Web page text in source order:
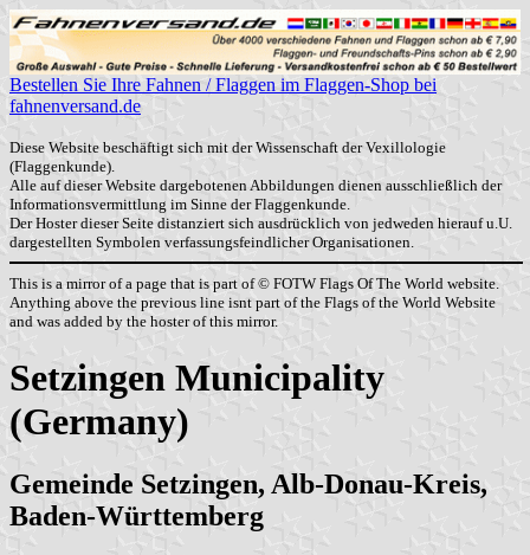
Bestellen Sie Ihre Fahnen / Flaggen im Flaggen-Shop bei
fahnenversand.de
Diese Website beschäftigt sich mit der Wissenschaft der Vexillologie
(Flaggenkunde).
Alle auf dieser Website dargebotenen Abbildungen dienen ausschließlich der
Informationsvermittlung im Sinne der Flaggenkunde.
Der Hoster dieser Seite distanziert sich ausdrücklich von jedweden hierauf u.U.
dargestellten Symbolen verfassungsfeindlicher Organisationen.
This is a mirror of a page that is part of © FOTW Flags Of The World website.
Anything above the previous line isnt part of the Flags of the World Website
and was added by the hoster of this mirror.
Setzingen Municipality
(Germany)
Gemeinde Setzingen, Alb-Donau-Kreis,
Baden-Württemberg